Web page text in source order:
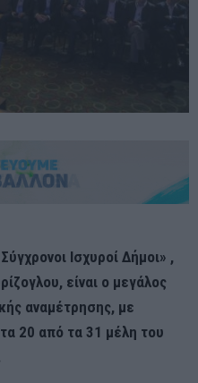
Ισχυροί Δήμοι» ,
είναι ο μεγάλος
αναμέτρησης, με
20 από τα 31 μέλη του